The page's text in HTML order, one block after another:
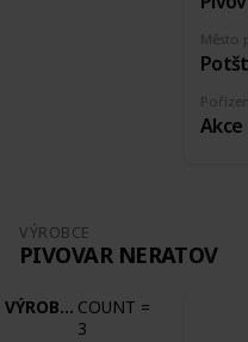
Akce
Město
VÝROBCE
PIVOVAR NERATOV
VÝROBCE COUNT =
3